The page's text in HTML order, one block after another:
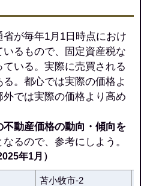
が毎年1月1日時点におけ
るもので、固定資産税な
いる。実際に売買される
。都心では実際の価格よ
では実際の価格より高め
不動産価格の動向・傾向を
なるので、参考にしよう。
年1月）
苫小牧市-2